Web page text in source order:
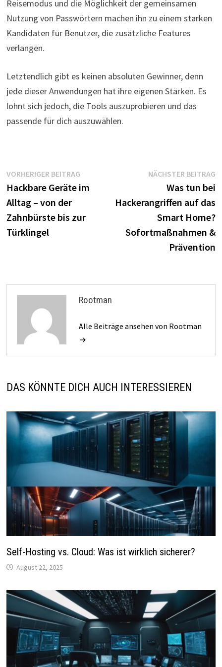
Reisemodus und die Möglichkeit der gemeinsamen
Nutzung von Passwörtern machen ihn zu einem starken
Kandidaten für Benutzer, die zusätzliche Features
verlangen.
Letztendlich gibt es keinen absoluten Gewinner, denn
jede dieser Anwendungen hat ihre eigenen Stärken. Es
lohnt sich jedoch, die Tools auszuprobieren und das
passende für dich auszuwählen.
Beitragsnavigation
VORHERIGER BEITRAGVorheriger
Beitrag:
Hackbare Geräte im
Alltag – von der
Zahnbürste bis zur
Türklingel
NÄCHSTER BEITRAG
Was tun bei
Hackerangriffen auf das
Smart Home?
Sofortmaßnahmen &
Prävention
Rootman
Alle Beiträge ansehen von Rootman
→
DAS KÖNNTE DICH AUCH INTERESSIEREN
Self-Hosting vs. Cloud: Was ist wirklich sicherer?
August 22, 2025